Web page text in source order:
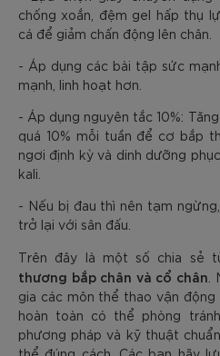
chống xoắn, đệm gel hấp thụ
cá để giảm chấn động lên chân.
- Áp dụng các bài tập sức
mạnh, linh hoạt hơn.
- Áp dụng nguyên tắc 10%:
quá 10% mỗi tuần để cơ bắp
ngơi định kỳ và dinh dưỡng
kali.
- Nếu bị đau thì nên tạm
trở lại với sân đấu.
Trên đây là một số chia sẻ
thương bắp chân và cổ chân
gia các môn thể thao vận
hoàn toàn có thể phòng
phương pháp và kỹ thuật